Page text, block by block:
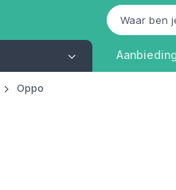
Oppo